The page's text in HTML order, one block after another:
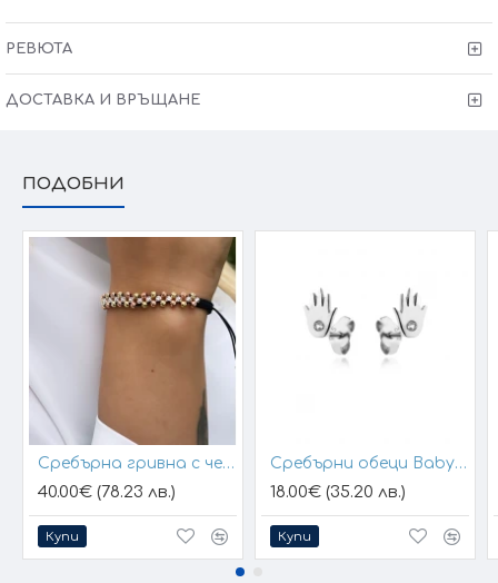
Защото всичко хубаво е с теб
РЕВЮТА
ДОСТАВКА И ВРЪЩАНЕ
ПОДОБНИ
Сребърна гривна с черен конец и позлатени топчета
40.00€ (78.23 лв.)
Купи
Сребърни обеци Baby Hands
18.00€ (35.20 лв.)
Купи